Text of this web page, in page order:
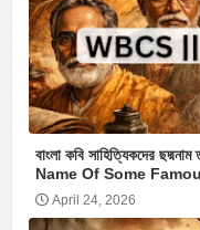
বাংলা কবি সাহিত্যিকদের
Name Of Some
April 24, 2026